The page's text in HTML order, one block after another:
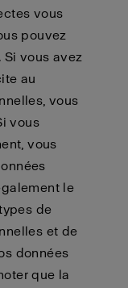
vous
pouvez
Si vous avez
au
vous
vous
vous
le
de
et de
données
que la